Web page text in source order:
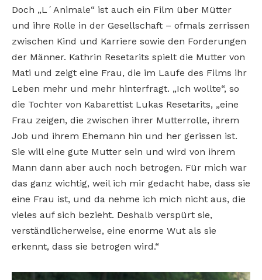
Doch „L´Animale“ ist auch ein Film über Mütter
und ihre Rolle in der Gesellschaft – ofmals zerrissen
zwischen Kind und Karriere sowie den Forderungen
der Männer. Kathrin Resetarits spielt die Mutter von
Mati und zeigt eine Frau, die im Laufe des Films ihr
Leben mehr und mehr hinterfragt. „Ich wollte“, so
die Tochter von Kabarettist Lukas Resetarits, „eine
Frau zeigen, die zwischen ihrer Mutterrolle, ihrem
Job und ihrem Ehemann hin und her gerissen ist.
Sie will eine gute Mutter sein und wird von ihrem
Mann dann aber auch noch betrogen. Für mich war
das ganz wichtig, weil ich mir gedacht habe, dass sie
eine Frau ist, und da nehme ich mich nicht aus, die
vieles auf sich bezieht. Deshalb verspürt sie,
verständlicherweise, eine enorme Wut als sie
erkennt, dass sie betrogen wird.“